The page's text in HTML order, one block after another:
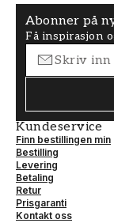
Abonner på
Få inspirasjon
Kundeservice
Finn bestillingen min
Bestilling
Levering
Betaling
Retur
Prisgaranti
Kontakt oss